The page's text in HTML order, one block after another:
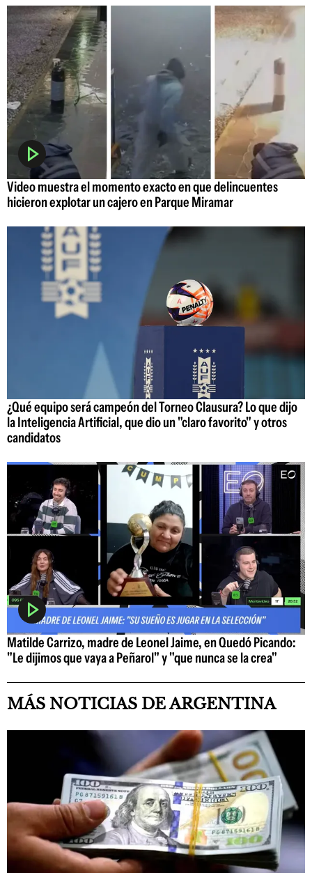
Video muestra el momento exacto en que delincuentes
hicieron explotar un cajero en Parque Miramar
¿Qué equipo será campeón del Torneo Clausura? Lo que dijo
la Inteligencia Artificial, que dio un "claro favorito" y otros
candidatos
Matilde Carrizo, madre de Leonel Jaime, en Quedó Picando:
"Le dijimos que vaya a Peñarol" y "que nunca se la crea"
MÁS NOTICIAS DE ARGENTINA